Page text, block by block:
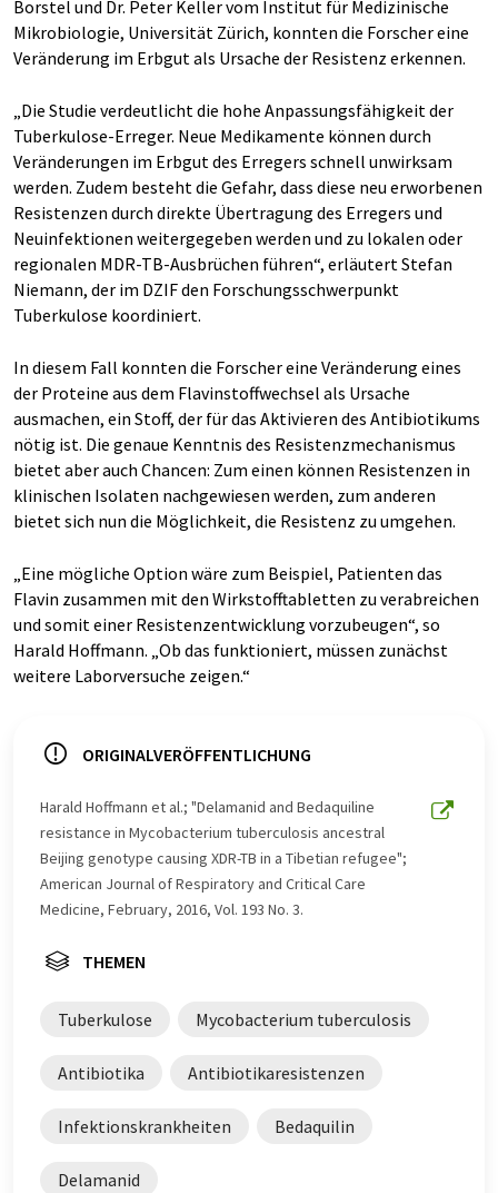
Borstel und Dr. Peter Keller vom Institut für Medizinische
Mikrobiologie, Universität Zürich, konnten die Forscher eine
Veränderung im Erbgut als Ursache der Resistenz erkennen.
„Die Studie verdeutlicht die hohe Anpassungsfähigkeit der
Tuberkulose-Erreger. Neue Medikamente können durch
Veränderungen im Erbgut des Erregers schnell unwirksam
werden. Zudem besteht die Gefahr, dass diese neu erworbenen
Resistenzen durch direkte Übertragung des Erregers und
Neuinfektionen weitergegeben werden und zu lokalen oder
regionalen MDR-TB-Ausbrüchen führen“, erläutert Stefan
Niemann, der im DZIF den Forschungsschwerpunkt
Tuberkulose koordiniert.
In diesem Fall konnten die Forscher eine Veränderung eines
der Proteine aus dem Flavinstoffwechsel als Ursache
ausmachen, ein Stoff, der für das Aktivieren des Antibiotikums
nötig ist. Die genaue Kenntnis des Resistenzmechanismus
bietet aber auch Chancen: Zum einen können Resistenzen in
klinischen Isolaten nachgewiesen werden, zum anderen
bietet sich nun die Möglichkeit, die Resistenz zu umgehen.
„Eine mögliche Option wäre zum Beispiel, Patienten das
Flavin zusammen mit den Wirkstofftabletten zu verabreichen
und somit einer Resistenzentwicklung vorzubeugen“, so
Harald Hoffmann. „Ob das funktioniert, müssen zunächst
weitere Laborversuche zeigen.“
ORIGINALVERÖFFENTLICHUNG
Harald Hoffmann et al.; "Delamanid and Bedaquiline
resistance in Mycobacterium tuberculosis ancestral
Beijing genotype causing XDR-TB in a Tibetian refugee";
American Journal of Respiratory and Critical Care
Medicine, February, 2016, Vol. 193 No. 3.
THEMEN
Tuberkulose Mycobacterium tuberculosis
Antibiotika Antibiotikaresistenzen
Infektionskrankheiten Bedaquilin
Delamanid